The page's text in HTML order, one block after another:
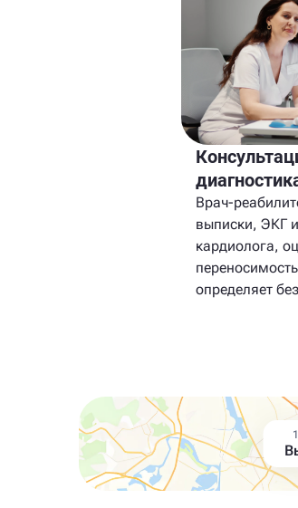
Врач-
выписки, ЭКГ
кардиолога,
определяет